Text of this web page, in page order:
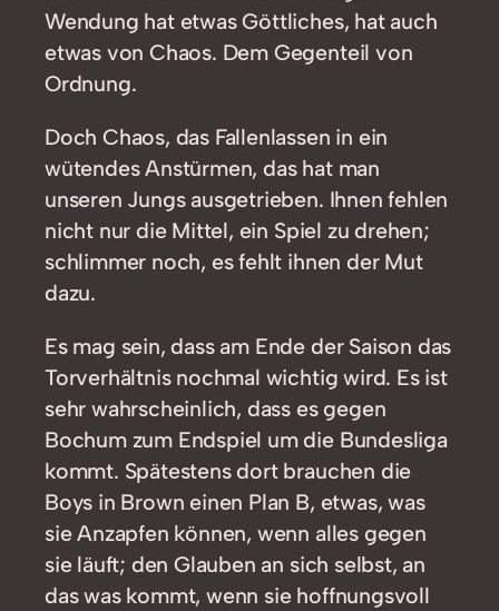
Wendung hat etwas Göttliches, hat auch
etwas von Chaos. Dem Gegenteil von
Ordnung.
Doch Chaos, das Fallenlassen in ein
wütendes Anstürmen, das hat man
unseren Jungs ausgetrieben. Ihnen fehlen
nicht nur die Mittel, ein Spiel zu drehen;
schlimmer noch, es fehlt ihnen der Mut
dazu.
Es mag sein, dass am Ende der Saison das
Torverhältnis nochmal wichtig wird. Es ist
sehr wahrscheinlich, dass es gegen
Bochum zum Endspiel um die Bundesliga
kommt. Spätestens dort brauchen die
Boys in Brown einen Plan B, etwas, was
sie Anzapfen können, wenn alles gegen
sie läuft; den Glauben an sich selbst, an
das was kommt, wenn sie hoffnungsvoll